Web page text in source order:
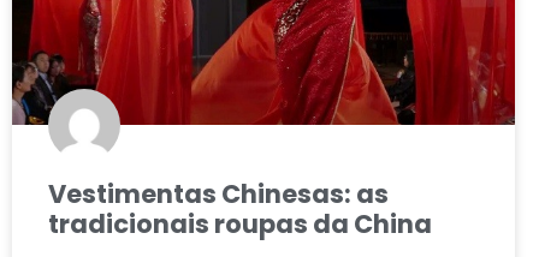
Vestimentas Chinesas: as
tradicionais roupas da China